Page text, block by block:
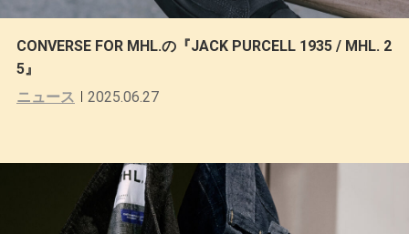
CONVERSE FOR MHL.の『JACK PURCELL 1935 / MHL. 2
5』
ニュース
2025.06.27